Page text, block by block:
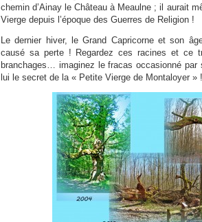
chemin d’Ainay le Château à Meaulne ; il aurait
Vierge depuis l’époque des Guerres de Religion !
Le dernier hiver, le Grand Capricorne et son
causé sa perte ! Regardez ces racines et ce
branchages… imaginez le fracas occasionné
lui le secret de la « Petite Vierge de Montaloyer » !